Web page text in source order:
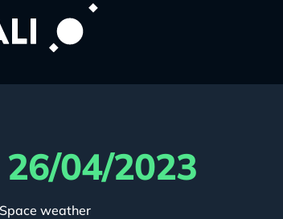
04/2023
Space weather